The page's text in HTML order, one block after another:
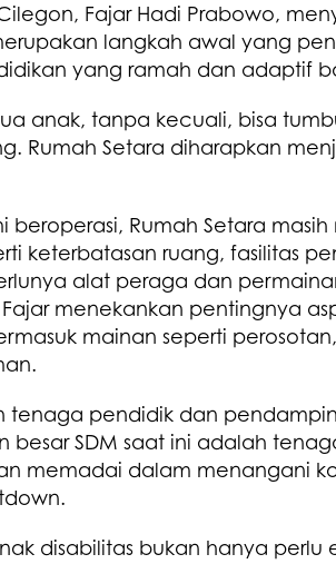
Fajar Hadi Prabowo,
langkah awal yang
yang ramah dan adaptif
anak, tanpa kecuali, bisa
Rumah Setara diharapkan
beroperasi, Rumah Setara
keterbatasan ruang, fasilitas
alat peraga dan
menekankan pentingnya
mainan seperti
tenaga pendidik dan
besar SDM saat ini adalah
memadai dalam menangani
disabilitas bukan hanya perlu